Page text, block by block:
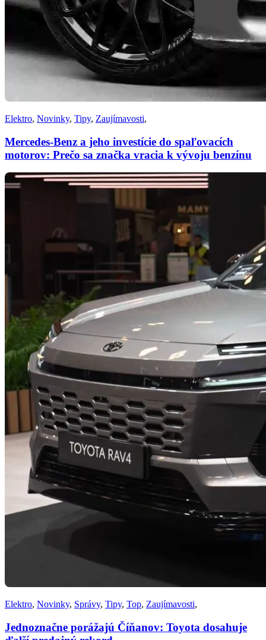
Elektro, Novinky, Tipy, Zaujímavosti,
Mercedes-Benz a jeho investície do spaľovacích
motorov: Prečo sa značka vracia k vývoju benzínu
Elektro, Novinky, Správy, Tipy, Top, Zaujímavosti,
Jednoznačne porážajú Číňanov: Toyota dosahuje